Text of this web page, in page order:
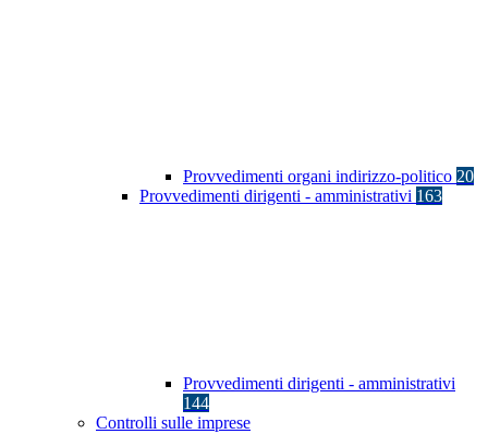
Provvedimenti organi indirizzo-politico 20
Provvedimenti dirigenti - amministrativi 163
Provvedimenti dirigenti - amministrativi
144
Controlli sulle imprese